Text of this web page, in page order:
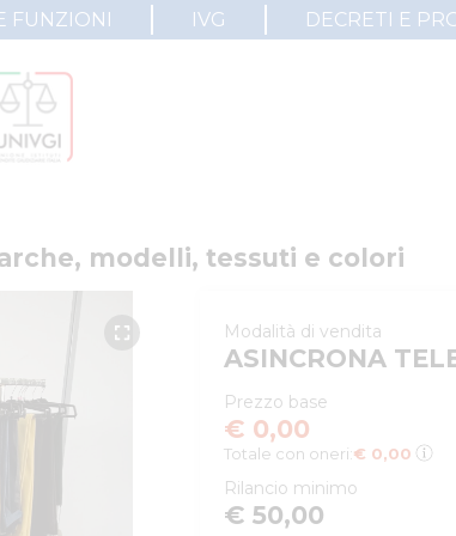
FUNZIONI IVG DECRETI E
modelli, tessuti e colori
Modalità di vendita
ASINCRONA
Prezzo base
€ 0,00
Totale con oneri:€ 0,00
Rilancio minimo
€ 50,00